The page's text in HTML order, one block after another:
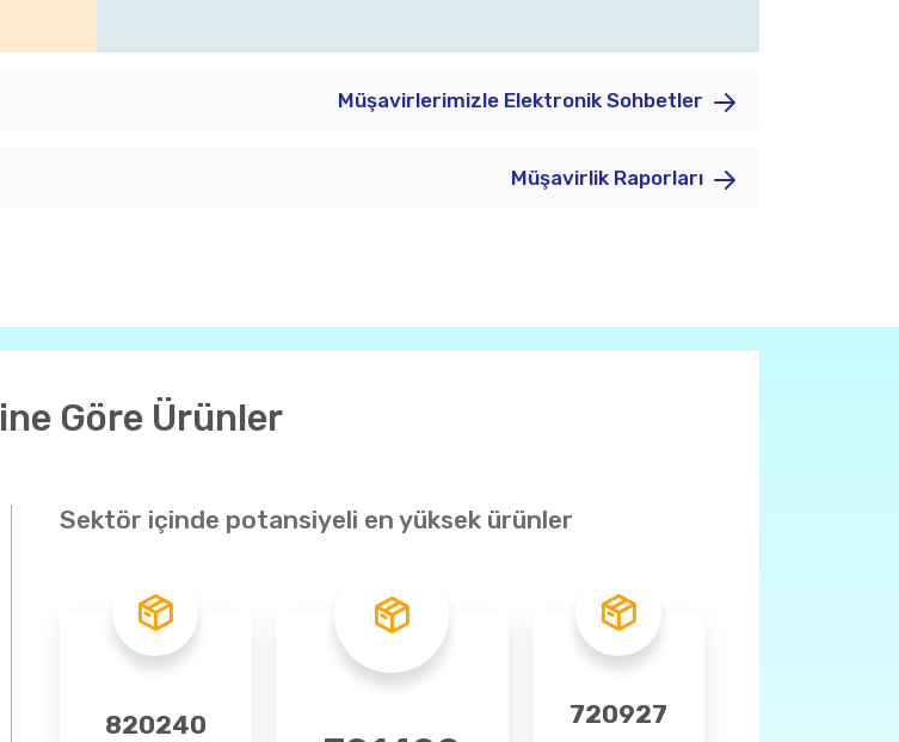
Müşavirlerimizle Elektronik Sohbetler
Müşavirlik Raporları
Göre Ürünler
8 - Hazır Giyim
13 - Deri, Ayakkabı, Saraciye
14 - Mobilya
Sektör içinde potansiyeli en yüksek ürünler
820240 720927